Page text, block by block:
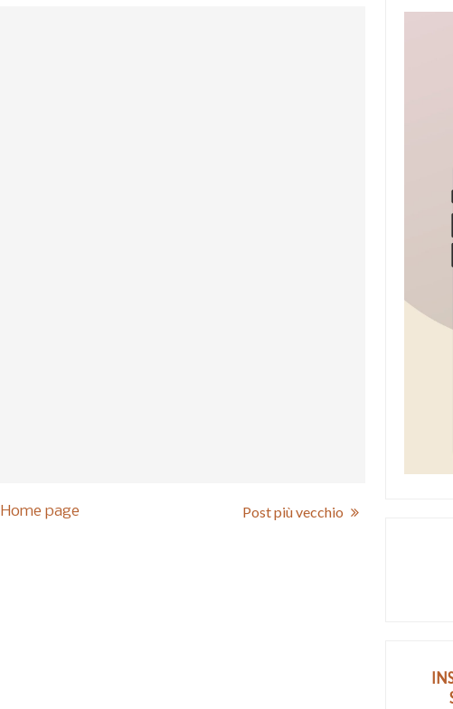
Post più vecchio
Home page